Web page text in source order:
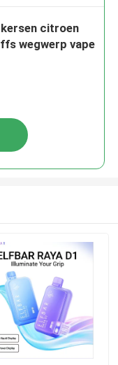
citroen
wegwerp vape